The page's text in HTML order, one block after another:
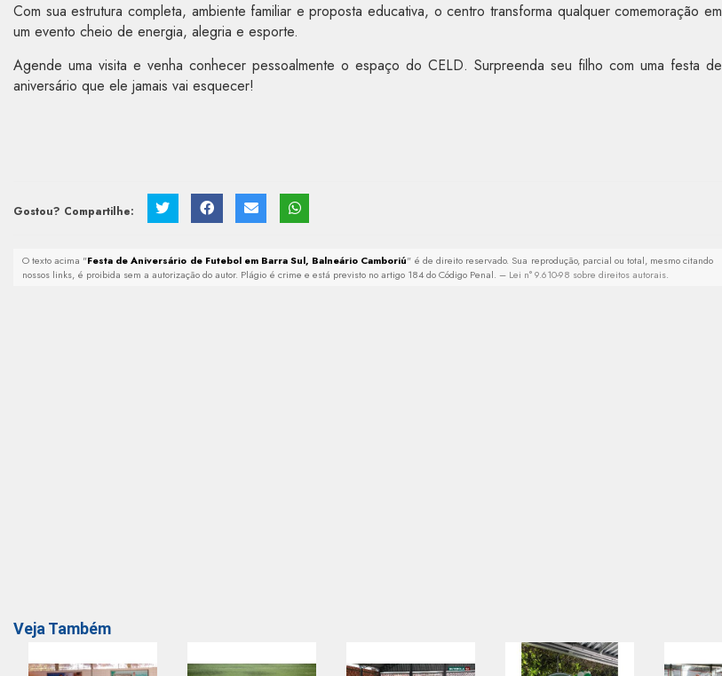
Com sua estrutura completa, ambiente familiar e proposta educativa, o centro transforma qualquer comemoração em
um evento cheio de energia, alegria e esporte.
Agende uma visita e venha conhecer pessoalmente o espaço do CELD. Surpreenda seu filho com uma festa de
aniversário que ele jamais vai esquecer!
Gostou? Compartilhe:
O texto acima "Festa de Aniversário de Futebol em Barra Sul, Balneário Camboriú" é de direito reservado. Sua reprodução, parcial ou total, mesmo citando
nossos links, é proibida sem a autorização do autor. Plágio é crime e está previsto no artigo 184 do Código Penal. – Lei n° 9.610-98 sobre direitos autorais.
Veja Também